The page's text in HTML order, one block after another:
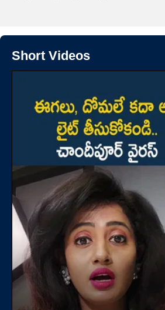
Short Videos